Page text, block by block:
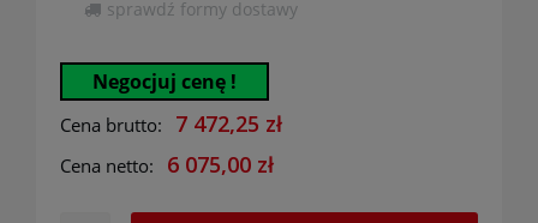
Cena nie zawiera ewentualnych kosztów płatności
sprawdź formy dostawy
Negocjuj cenę !
Cena brutto: 7 472,25 zł
Cena netto: 6 075,00 zł